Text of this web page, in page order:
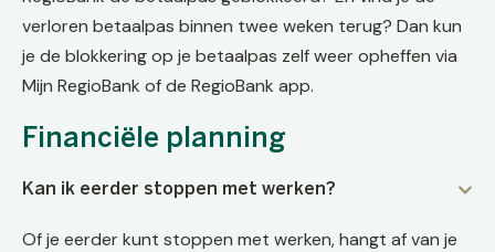
verloren betaalpas binnen twee weken terug? Dan kun
je de blokkering op je betaalpas zelf weer opheffen via
Mijn RegioBank of de RegioBank app.
Financiële planning
Kan ik eerder stoppen met werken?
Of je eerder kunt stoppen met werken, hangt af van je